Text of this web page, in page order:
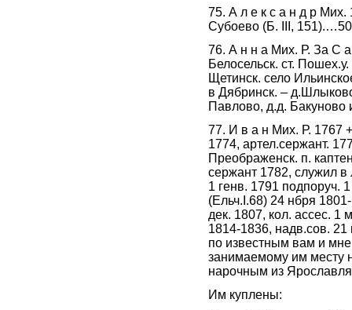
75. А л е к с а н д р Мих.
Субоево (Б. III, 151).…50
76. А н н а Мих. Р. За С а
Белосельск. ст.
Щетинск. село
в Дябринск. –
Павлово, д.д.
77. И в а н Мих. Р. 1767
1774, артел.сержант.
Преображенск. п.
сержант 1782, служил
1 генв. 1791 подпоруч.
(Ельч.I.68) 24 нбря
дек. 1807, кол. ассес. 1
1814-1836, надв.сов. 21
по известным вам и
занимаемому им месту
нарочным из
Им куплены: